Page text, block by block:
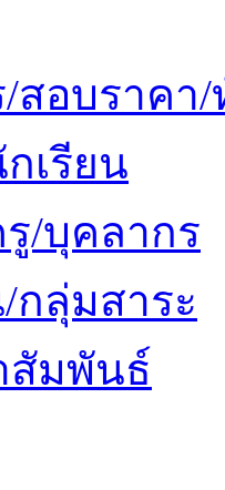
สอบราคา/
เรียน
/บุคลากร
กลุ่มสาระ
สัมพันธ์